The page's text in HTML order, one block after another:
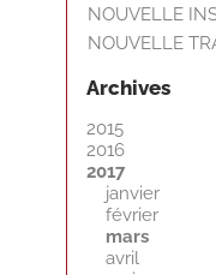
NOUVELLE
NOUVELLE
Archives
2015
2016
2017
janvier
février
mars
avril